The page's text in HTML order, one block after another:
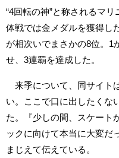
“4回転の神”と称されるマ
体戦では金メダルを獲得し
が相次いでまさかの8位。1
せ、3連覇を達成した。
来季について、同サイト
い。ここで口に出したくな
た。『少しの間、スケート
ックに向けて本当に大変だ
まじえて伝えている。